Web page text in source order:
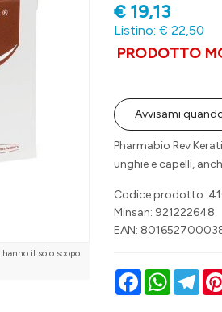
il solo scopo
€ 19,13
Listino: € 22,50
PRODOTTO
Avvisami
Pharmabio Rev
unghie e capelli,
Codice prodotto:
Minsan: 921222648
EAN:
FacebookWhatsApp